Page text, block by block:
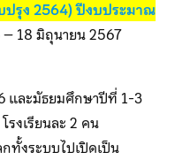
รุง 2564) ปีงบประมาณ
18 มิถุนายน 2567
และมัธยมศึกษาปีที่ 1-3
งเรียนละ 2 คน
ทั้งระบบไปเปิดเป็น